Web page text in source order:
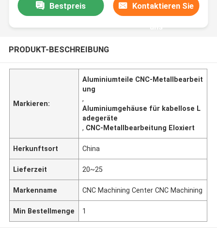
Bestpreis Kontaktieren Sie
uns
PRODUKT-BESCHREIBUNG
Markieren:
Aluminiumteile CNC-Metallbearbeit
ung
,
Aluminiumgehäuse für kabellose L
adegeräte
, CNC-Metallbearbeitung Eloxiert
Herkunftsort China
Lieferzeit 20~25
Markenname CNC Machining Center CNC Machining
Min Bestellmenge 1